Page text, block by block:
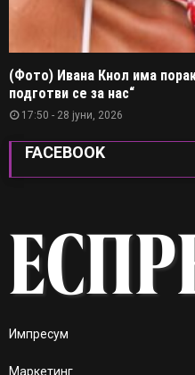
(Фото) Ивана Кнол има
подготви се за нас“
17:50 - 28 јуни, 2026
FACEBOOK
Импресум
Маркетинг